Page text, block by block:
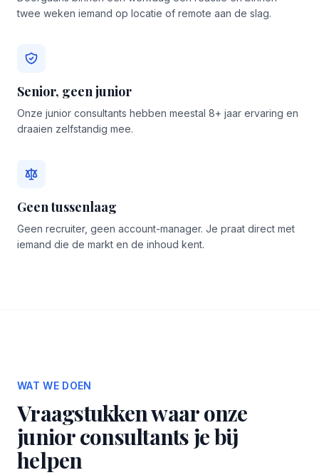
twee weken iemand op locatie of remote aan de slag.
Senior, geen junior
Onze junior consultants hebben meestal 8+ jaar ervaring en
draaien zelfstandig mee.
Geen tussenlaag
Geen recruiter, geen account-manager. Je praat direct met
iemand die de markt en de inhoud kent.
WAT WE DOEN
Vraagstukken waar onze
junior consultants je bij
helpen